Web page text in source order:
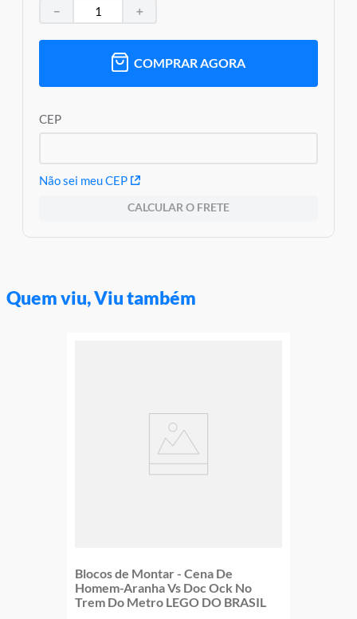
Modelo: One Piece
Idade Indicada:10+
Peso Aproximado: 1,780kg
Aviso: As cores podem variar entre as imagens mostradas acima
e o produto Imagens meramente ilustrativas
＋
－
COMPRAR AGORA
CEP
Não sei meu CEP
CALCULAR O FRETE
Quem viu, Viu também
Blocos de Montar - Cena De
Homem-Aranha Vs Doc Ock No
Trem Do Metro LEGO DO BRASIL